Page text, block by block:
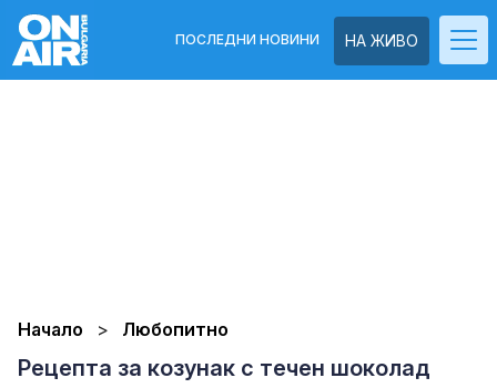
НА ЖИВО
ПОСЛЕДНИ НОВИНИ
Начало Любопитно
Рецепта за козунак с течен шоколад